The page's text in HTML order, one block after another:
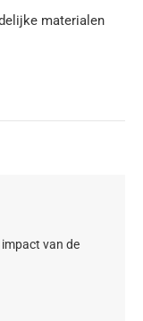
materialen
van de